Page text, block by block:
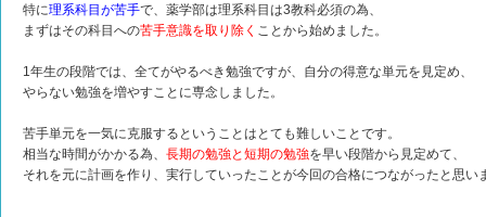
特に理系科目が苦手で、薬学部は理系科目は3教科必須の為、
まずはその科目への苦手意識を取り除く ことから始めました。
1年生の段階では、全てがやるべき勉強ですが、自分の得意な単元を見定め、
やらない勉強を増やすことに専念しました。
苦手単元を一気に克服するということはとても難しいことです。
相当な時間がかかる為、 長期の勉強と短期の勉強を早い段階から見定めて、
それを元に計画を作り、実行していったことが今回の合格につながったと思い